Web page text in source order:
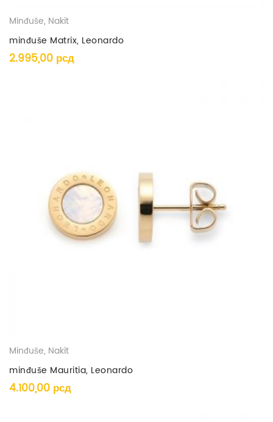
Minđuše, Nakit
minđuše Matrix, Leonardo
2.995,00 рсд
Minđuše, Nakit
minđuše Mauritia, Leonardo
4.100,00 рсд